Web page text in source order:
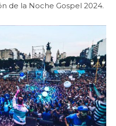
de la Noche Gospel 2024.